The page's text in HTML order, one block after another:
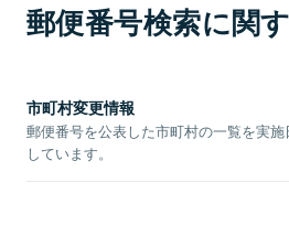
郵便番号検索に関
市町村変更情報
郵便番号を公表した市町村の一覧を実
しています。